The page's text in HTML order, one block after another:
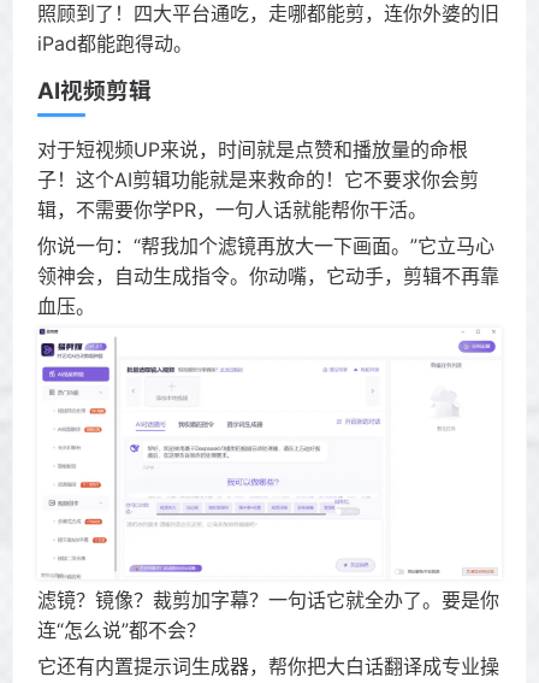
照顾到了！四大平台通吃，走哪都能剪，连你外婆的旧
iPad都能跑得动。
AI视频剪辑
对于短视频UP来说，时间就是点赞和播放量的命根
子！这个AI剪辑功能就是来救命的！它不要求你会剪
辑，不需要你学PR，一句人话就能帮你干活。
你说一句：“帮我加个滤镜再放大一下画面。”它立马心
领神会，自动生成指令。你动嘴，它动手，剪辑不再靠
血压。
滤镜？镜像？裁剪加字幕？一句话它就全办了。要是你
连“怎么说”都不会？
它还有内置提示词生成器，帮你把大白话翻译成专业操